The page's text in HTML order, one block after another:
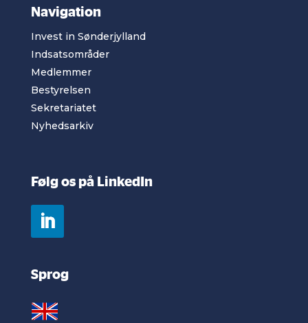
Navigation
Invest in Sønderjylland
Indsatsområder
Medlemmer
Bestyrelsen
Sekretariatet
Nyhedsarkiv
Følg os på LinkedIn
Sprog